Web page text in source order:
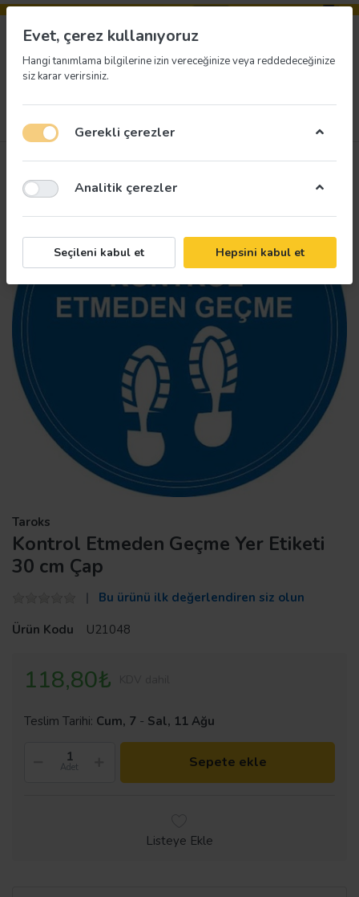
Taroks
Kontrol Etmeden Geçme Yer Etiketi
30 cm Çap
Bu ürünü ilk değerlendiren siz olun
Ürün Kodu
U21048
118,80₺
Teslim Tarihi: Cum, 7 - Sal, 11 Ağu
Adet Sepete ekle
Listeye Ekle
Evet, çerez kullanıyoruz
Hangi tanımlama bilgilerine izin vereceğinize veya reddedeceğinize
siz karar verirsiniz.
Gerekli çerezler
Analitik çerezler
Seçileni kabul et Hepsini kabul et